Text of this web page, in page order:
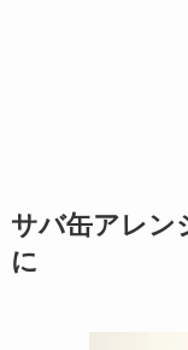
サバ缶アレン
に